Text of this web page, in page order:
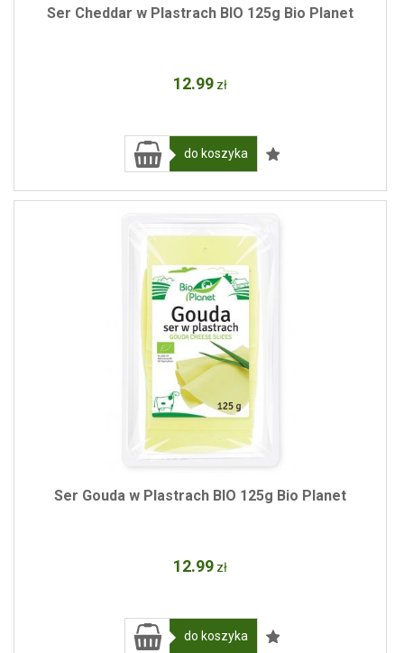
Ser Cheddar w Plastrach BIO 125g Bio Planet
12.99 zł
do koszyka
Ser Gouda w Plastrach BIO 125g Bio Planet
12.99 zł
do koszyka